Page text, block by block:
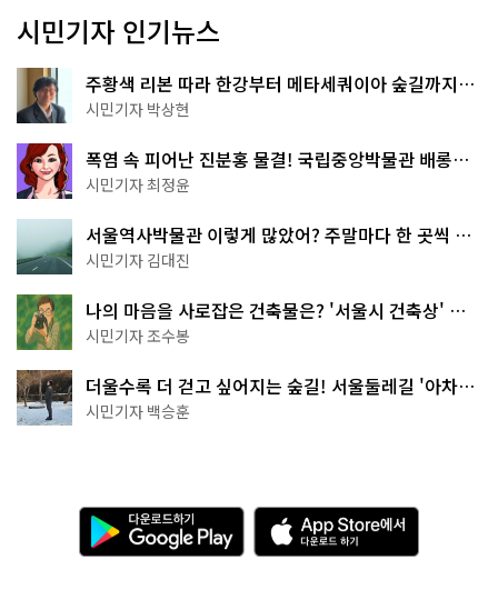
시민기자 인기뉴스
주황색 리본 따라 한강부터 메타세쿼이아 숲길까지…
서울둘레길 15코스
시민기자 박상현
폭염 속 피어난 진분홍 물결! 국립중앙박물관 배롱나
무 명소
시민기자 최정윤
서울역사박물관 이렇게 많았어? 주말마다 한 곳씩 떠
나는 역사 산책
시민기자 김대진
나의 마음을 사로잡은 건축물은? '서울시 건축상' 수
상작 공개!
시민기자 조수봉
더울수록 더 걷고 싶어지는 숲길! 서울둘레길 '아차산
코스'
시민기자 백승훈
다
운
로
A
p
p